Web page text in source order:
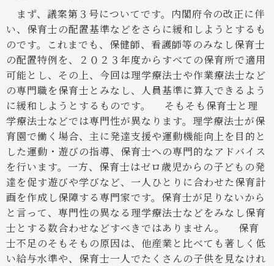
まず、議案第３号についてです。内閣府令の改正に伴
い、保育士の配置基準などをさらに緩和しようとするも
のです。これまでも、保健師、看護師等のみなし保育士
の配置特例を、２０２３年度からすべての保育所で適用
可能とし、その上、今回は理学療法士や作業療法士など
の専門職を保育士とみなし、人員基準に算入できるよう
に緩和しようとするものです。
そもそも保育士と理
学療法士などでは専門性が異なります。理学療法士が保
育園で働く場合、主に発達支援や運動機能向上を目的と
した運動・遊びの指導、保育士への専門的なアドバイス
を行います。一方、保育士はゼロ歳児からの子どもの発
達を促す遊びや学びなど、一人ひとりに合わせた保育計
画を作成し保障する専門家です。保育士が足りないから
と言って、専門性の異なる理学療法士などをみなし保育
士とする数合わせなどすべきではありません。
保育
士不足のそもそもの原因は、他産業と比べても著しく低
い給与水準や、保育士一人でたくさんの子供を見なけれ